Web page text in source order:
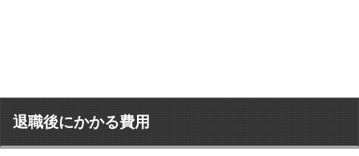
退職後にかかる費用